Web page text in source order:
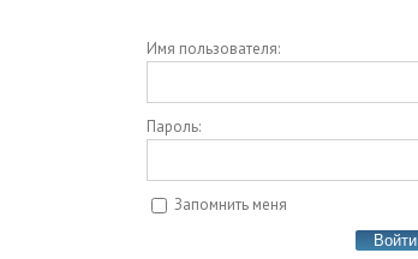
Имя пользователя:
Пароль:
Запомнить меня
Войти